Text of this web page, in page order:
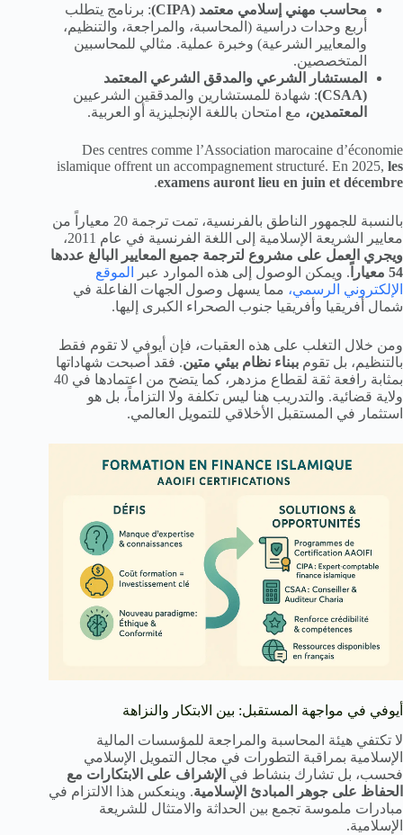
محاسب مهني إسلامي معتمد (CIPA)
: برنامج يتطلب
أربع وحدات دراسية (المحاسبة، والمراجعة، والتنظيم،
والمعايير الشرعية) وخبرة عملية. مثالي للمحاسبين
المتخصصين.
المستشار الشرعي والمدقق الشرعي المعتمد
(CSAA)
: شهادة للمستشارين والمدققين الشرعيين
المعتمدين، مع امتحان باللغة الإنجليزية أو العربية.
Des centres comme l’Association marocaine d’économie
islamique offrent un accompagnement structuré. En 2025, les
examens auront lieu en juin et décembre
.
بالنسبة للجمهور الناطق بالفرنسية، تمت ترجمة 20 معياراً من
معايير الشريعة الإسلامية إلى اللغة الفرنسية في عام 2011،
ويجري العمل على مشروع لترجمة جميع المعايير البالغ عددها
54 معياراً
. ويمكن الوصول إلى هذه الموارد عبر
الموقع
الإلكتروني الرسمي، مما يسهل وصول الجهات الفاعلة في
شمال أفريقيا وأفريقيا جنوب الصحراء الكبرى إليها.
ومن خلال التغلب على هذه العقبات، فإن أيوفي لا تقوم فقط
بالتنظيم، بل تقوم ببناء نظام بيئي متين. فقد أصبحت شهاداتها
بمثابة رافعة ثقة لقطاع مزدهر، كما يتضح من اعتمادها في 40
ولاية قضائية. والتدريب هنا ليس تكلفة ولا التزاماً، بل هو
استثمار في المستقبل الأخلاقي للتمويل العالمي.
أيوفي في مواجهة المستقبل: بين الابتكار والنزاهة
لا تكتفي هيئة المحاسبة والمراجعة للمؤسسات المالية
الإسلامية بمراقبة التطورات في مجال التمويل الإسلامي
فحسب، بل تشارك بنشاط في الإشراف على الابتكارات مع
الحفاظ على جوهر المبادئ الإسلامية. وينعكس هذا الالتزام في
مبادرات ملموسة تجمع بين الحداثة والامتثال للشريعة
الإسلامية.